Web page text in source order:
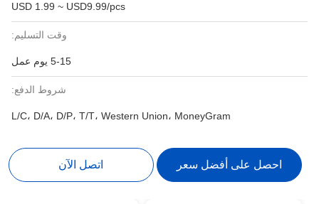
USD 1.99 ~ USD9.99/pcs
وقت التسليم:
5-15 يوم عمل
شروط الدفع:
L/C، D/A، D/P، T/T، Western Union، MoneyGram
احصل على أفضل سعر اتصل الآن